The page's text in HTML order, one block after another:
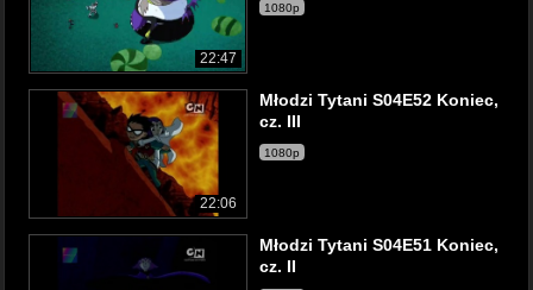
22:47
1080p
22:06
Młodzi Tytani S04E52 Koniec,
cz. III
1080p
Młodzi Tytani S04E51 Koniec,
cz. II